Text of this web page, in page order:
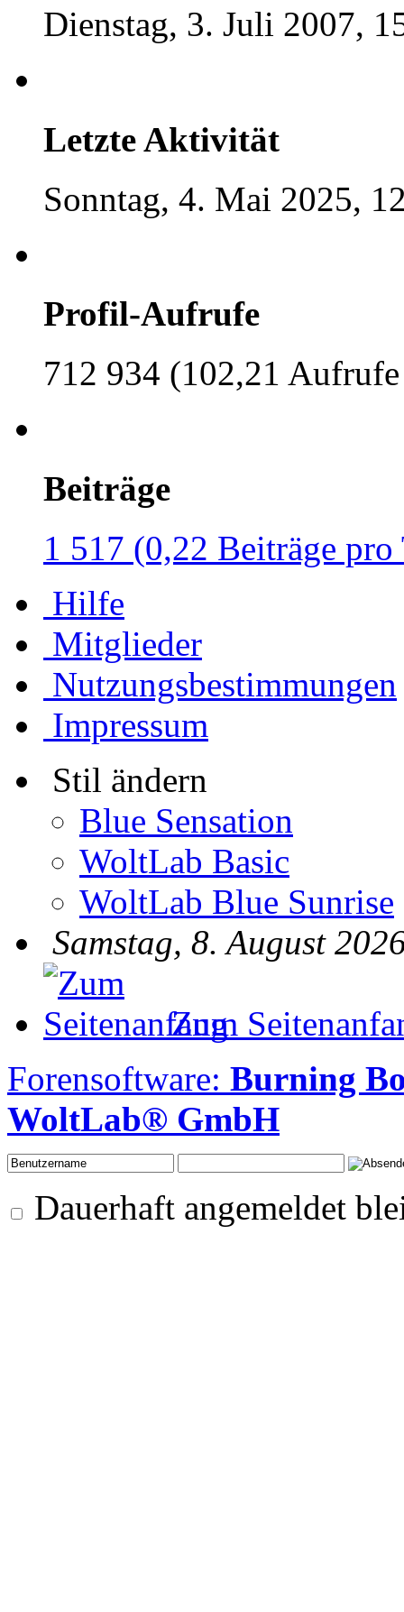
Dienstag, 3. Juli 2007,
Letzte Aktivität
Sonntag, 4. Mai 2025,
Profil-Aufrufe
712 934 (102,21
Beiträge
1 517 (0,22 Beiträge pro
Hilfe
Mitglieder
Nutzungsbestimmungen
Impressum
Stil ändern
Blue Sensation
WoltLab Basic
WoltLab Blue Sunrise
Samstag, 8. August
Zum
Forensoftware: Burning
WoltLab® GmbH
Dauerhaft angemeldet